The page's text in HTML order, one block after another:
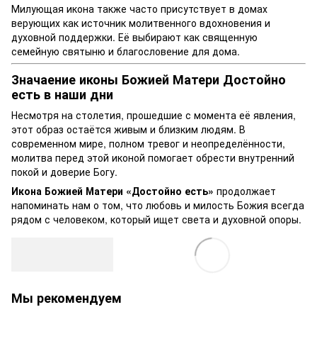
Милующая икона также часто присутствует в домах
верующих как источник молитвенного вдохновения и
духовной поддержки. Её выбирают как священную
семейную святыню и благословение для дома.
Значаение иконы Божией Матери Достойно
есть в наши дни
Несмотря на столетия, прошедшие с момента её явления,
этот образ остаётся живым и близким людям. В
современном мире, полном тревог и неопределённости,
молитва перед этой иконой помогает обрести внутренний
покой и доверие Богу.
Икона Божией Матери «Достойно есть» продолжает
напоминать нам о том, что любовь и милость Божия всегда
рядом с человеком, который ищет света и духовной опоры.
Мы рекомендуем